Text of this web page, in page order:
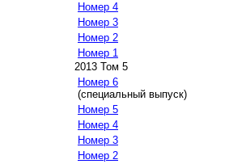
Номер 4
Номер 3
Номер 2
Номер 1
2013 Том 5
Номер 6
(специальный выпуск)
Номер 5
Номер 4
Номер 3
Номер 2